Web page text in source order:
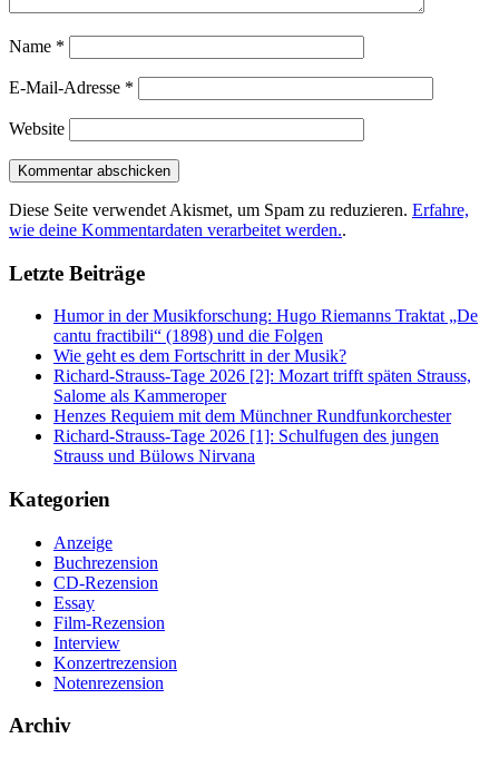
Name *
E-Mail-Adresse *
Website
Diese Seite verwendet Akismet, um Spam zu reduzieren. Erfahre,
wie deine Kommentardaten verarbeitet werden..
Letzte Beiträge
Humor in der Musikforschung: Hugo Riemanns Traktat „De
cantu fractibili“ (1898) und die Folgen
Wie geht es dem Fortschritt in der Musik?
Richard-Strauss-Tage 2026 [2]: Mozart trifft späten Strauss,
Salome als Kammeroper
Henzes Requiem mit dem Münchner Rundfunkorchester
Richard-Strauss-Tage 2026 [1]: Schulfugen des jungen
Strauss und Bülows Nirvana
Kategorien
Anzeige
Buchrezension
CD-Rezension
Essay
Film-Rezension
Interview
Konzertrezension
Notenrezension
Archiv